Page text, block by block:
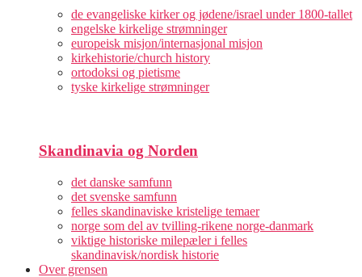
de evangeliske kirker og jødene/israel under 1800-tallet
engelske kirkelige strømninger
europeisk misjon/internasjonal misjon
kirkehistorie/church history
ortodoksi og pietisme
tyske kirkelige strømninger
Skandinavia og Norden
det danske samfunn
det svenske samfunn
felles skandinaviske kristelige temaer
norge som del av tvilling-rikene norge-danmark
viktige historiske milepæler i felles
skandinavisk/nordisk historie
Over grensen